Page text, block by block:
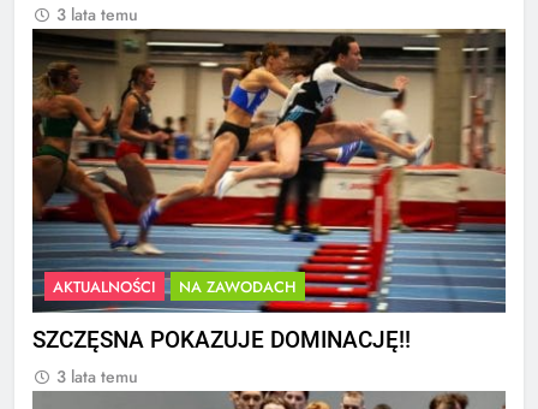
3 lata temu
AKTUALNOŚCI NA ZAWODACH
SZCZĘSNA POKAZUJE DOMINACJĘ!!
3 lata temu